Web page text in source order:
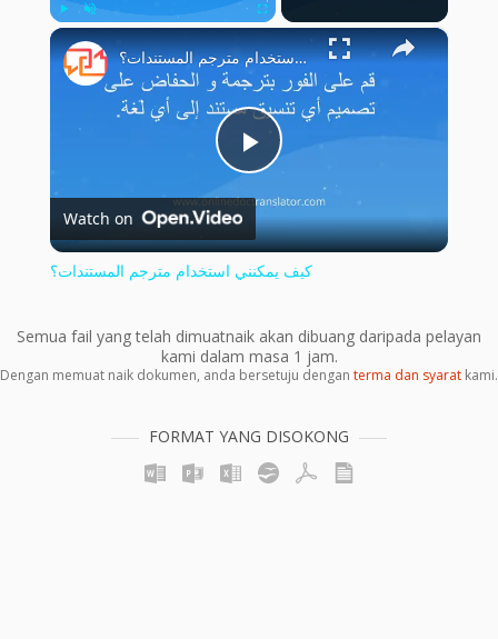
Play Unmute Fullscreen ×
Play
Video
كيف يمكنني استخدام مترجم المستندات؟
Watch on
كيف يمكنني استخدام مترجم المستندات؟
Semua fail yang telah dimuatnaik akan dibuang daripada pelayan
kami dalam masa 1 jam.
Dengan memuat naik dokumen, anda bersetuju dengan terma dan syarat kami.
FORMAT YANG DISOKONG